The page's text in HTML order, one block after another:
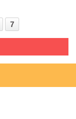
7